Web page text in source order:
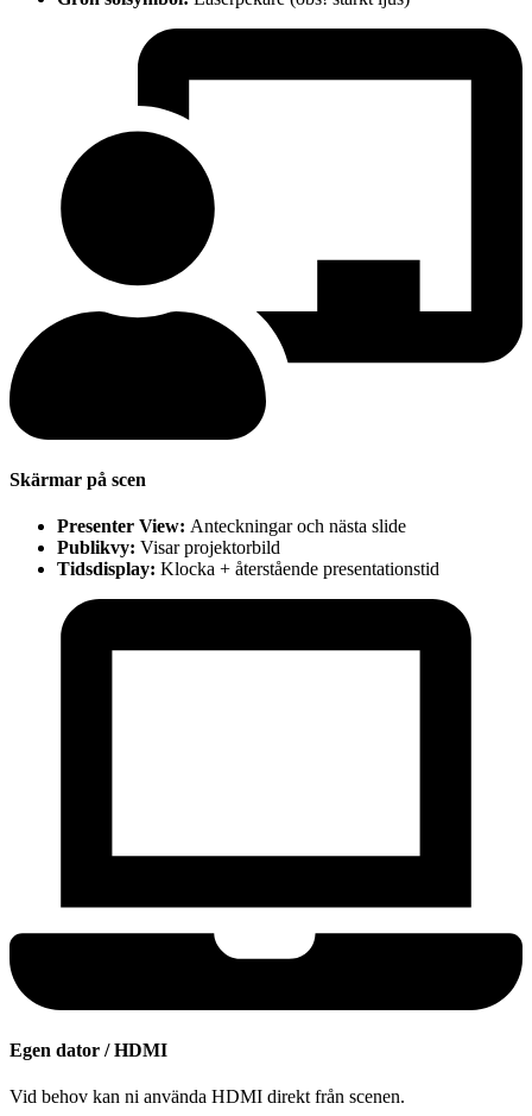
Skärmar på scen
Presenter View: Anteckningar och nästa slide
Publikvy: Visar projektorbild
Tidsdisplay: Klocka + återstående presentationstid
Egen dator / HDMI
Vid behov kan ni använda HDMI direkt från scenen.